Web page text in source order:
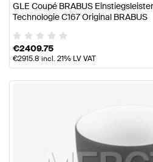
GLE Coupé BRABUS
Technologie C167 Original BRABUS
€2409.75
€2915.8 incl. 21% LV VAT